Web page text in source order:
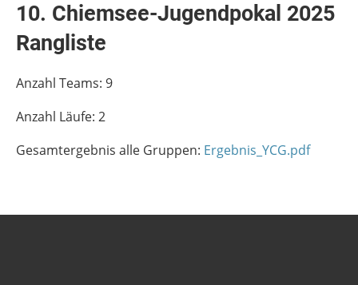
10. Chiemsee-Jugendpokal 2025
Rangliste
Anzahl Teams: 9
Anzahl Läufe: 2
Gesamtergebnis alle Gruppen: Ergebnis_YCG.pdf